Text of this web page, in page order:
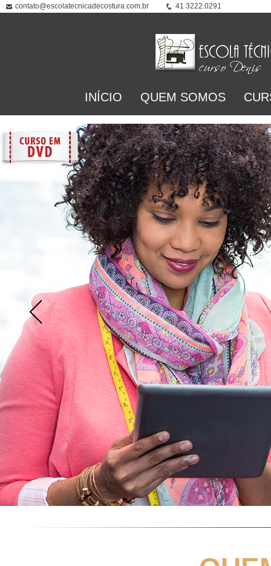
contato@escolatecnicadecostura.com.br 41 3222.0291
INÍCIO QUEM SOMOS